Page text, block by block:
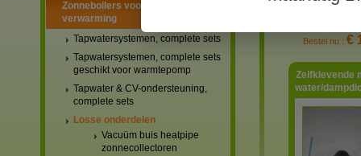
Zonneboilers voor warmtapwater en
verwarming
Tapwatersystemen, complete sets
Tapwatersystemen, complete sets
geschikt voor warmtepomp
Tapwater & CV-ondersteuning,
complete sets
Losse onderdelen
Vacuüm buis heatpipe
zonnecollectoren
antraciet/zwart
Bestel nu : €
Zelfklevende
water/